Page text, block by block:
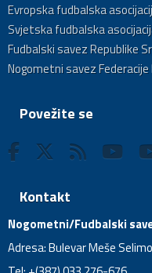
Evropska fudbalska
Svjetska fudbalska
Fudbalski savez Republike
Nogometni savez Federacije
Povežite se
Kontakt
Nogometni/Fudbalski
Adresa: Bulevar Meše